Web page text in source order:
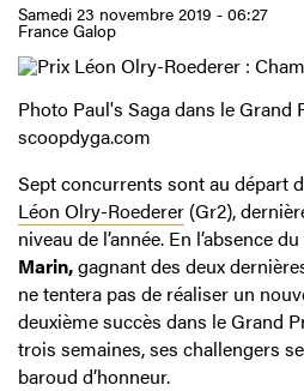
Samedi 23 novembre 2019 - 06:27
France Galop
Photo Paul's Saga dans le Grand
scoopdyga.com
Sept concurrents sont au départ
Léon Olry-Roederer (Gr2),
niveau de l’année. En l’absence
Marin,gagnant des deux
ne tentera pas de réaliser un
deuxième succès dans le Grand
trois semaines, ses challengers
baroud d’honneur.